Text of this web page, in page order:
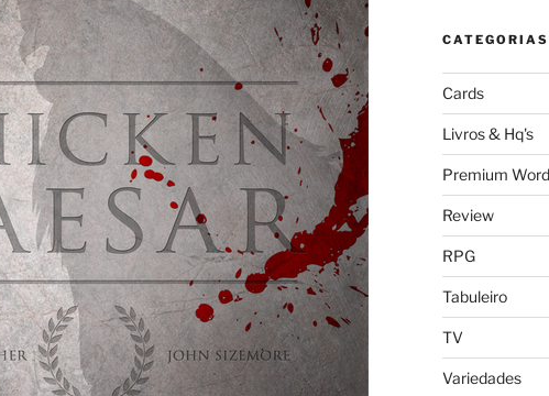
CATEGORIAS
Cards
Livros & Hq's
Premium
Review
RPG
Tabuleiro
TV
Variedades